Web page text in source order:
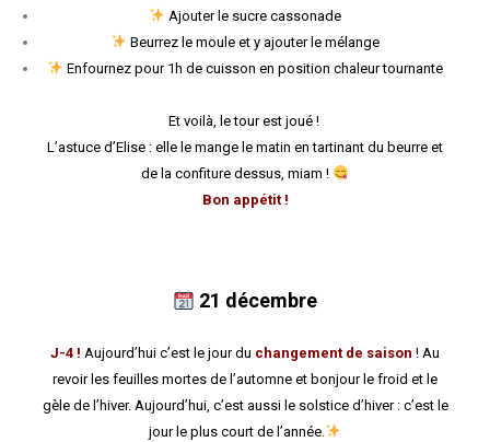
Ajouter le sucre cassonade
Beurrez le moule et y ajouter le mélange
Enfournez pour 1h de cuisson en position chaleur tournante
Et voilà, le tour est joué !
L’astuce d’Elise : elle le mange le matin en tartinant du beurre et
de la confiture dessus, miam !
Bon appétit !
21 décembre
J-4 ! Aujourd’hui c’est le jour du changement de saison ! Au
revoir les feuilles mortes de l’automne et bonjour le froid et le
gèle de l’hiver. Aujourd’hui, c’est aussi le solstice d’hiver : c’est le
jour le plus court de l’année.